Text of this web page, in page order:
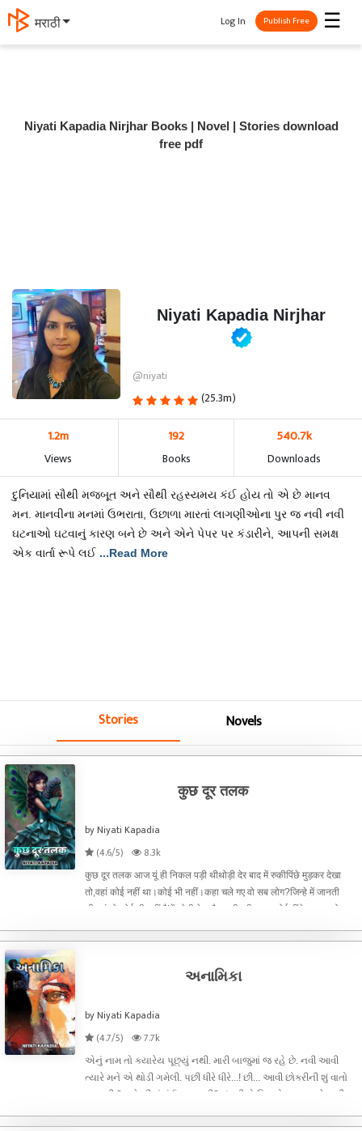
मराठी ☰
Log In Publish Free
Niyati Kapadia Nirjhar Books | Novel | Stories download
free pdf
Niyati Kapadia Nirjhar
@niyati
(25.3m)
1.2m
Views
192
Books
540.7k
Downloads
દુનિયામાં સૌથી મજબૂત અને સૌથી રહસ્યમય કંઈ હોય તો એ છે માનવ
મન. માનવીના મનમાં ઉભરાતા, ઉછાળા મારતાં લાગણીઓના પુર જ નવી નવી
ઘટનાઓ ઘટવાનું કારણ બને છે અને એને પેપર પર કંડારીને, આપની સમક્ષ
એક વાર્તા રૂપે લઈ ...Read More
Stories Novels
कुछ दूर तलक
by Niyati Kapadia
(4.6/5)
8.3k
कुछ दूर तलक आज यूं ही निकल पड़ी थीथोड़ी देर बाद में रुकीपिंछे मुड़कर देखा
तो,वहां कोई नहीं था।कोई भी नहीं।कहा चले गए वो सब लोग?जिन्हे में जानती
थीयहां तो कोई भी नहीं है!में थोड़ी देर और रुकी रहीशायद कोई पींछे आ रहा हो।
અનામિકા
by Niyati Kapadia
(4.7/5)
7.7k
એનું નામ તો ક્યારેય પૂછ્યું નથી. મારી બાજુમાં જ રહે છે. નવી આવી
ત્યારે મને એ થોડી ગમેલી. પછી ધીરે ધીરે...! છી... આવી છોકરીની શું વાતો
કરવાની ? મારે બીજું કંઈ કામ નથી? મંજરીએ વિચારોના કચરાને વાળી